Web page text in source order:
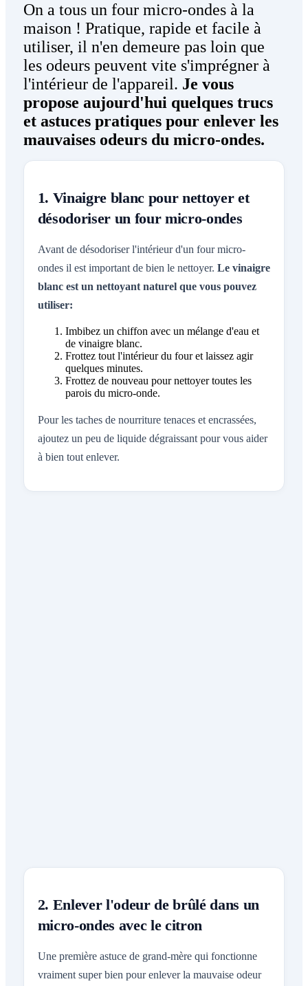
On a tous un four micro-ondes à la
maison ! Pratique, rapide et facile à
utiliser, il n'en demeure pas loin que
les odeurs peuvent vite s'imprégner à
l'intérieur de l'appareil. Je vous
propose aujourd'hui quelques trucs
et astuces pratiques pour enlever les
mauvaises odeurs du micro-ondes.
1. Vinaigre blanc pour nettoyer et
désodoriser un four micro-ondes
Avant de désodoriser l'intérieur d'un four micro-
ondes il est important de bien le nettoyer. Le vinaigre
blanc est un nettoyant naturel que vous pouvez
utiliser:
Imbibez un chiffon avec un mélange d'eau et
de vinaigre blanc.
Frottez tout l'intérieur du four et laissez agir
quelques minutes.
Frottez de nouveau pour nettoyer toutes les
parois du micro-onde.
Pour les taches de nourriture tenaces et encrassées,
ajoutez un peu de liquide dégraissant pour vous aider
à bien tout enlever.
2. Enlever l'odeur de brûlé dans un
micro-ondes avec le citron
Une première astuce de grand-mère qui fonctionne
vraiment super bien pour enlever la mauvaise odeur